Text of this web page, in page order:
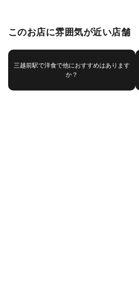
このお店に雰囲気が近い店舗
三越前駅で洋食で他におすすめはあります
か？